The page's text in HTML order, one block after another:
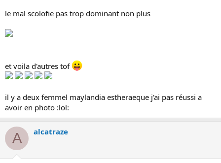
le mal scolofie pas trop dominant non plus
et voila d'autres tof
il y a deux femmel maylandia estheraeque j'ai pas réussi a
avoir en photo :lol:
A alcatraze